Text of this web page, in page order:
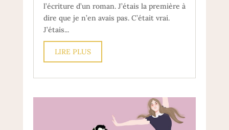
l’écriture d’un roman. J’étais la première à
dire que je n’en avais pas. C’était vrai.
J’étais...
LIRE PLUS